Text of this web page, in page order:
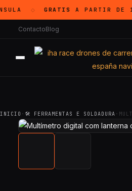
GRATISA PARTIR DE
ContactoBlog
INICIO · 🛠 FERRAMENTAS E SOLDADURA ·